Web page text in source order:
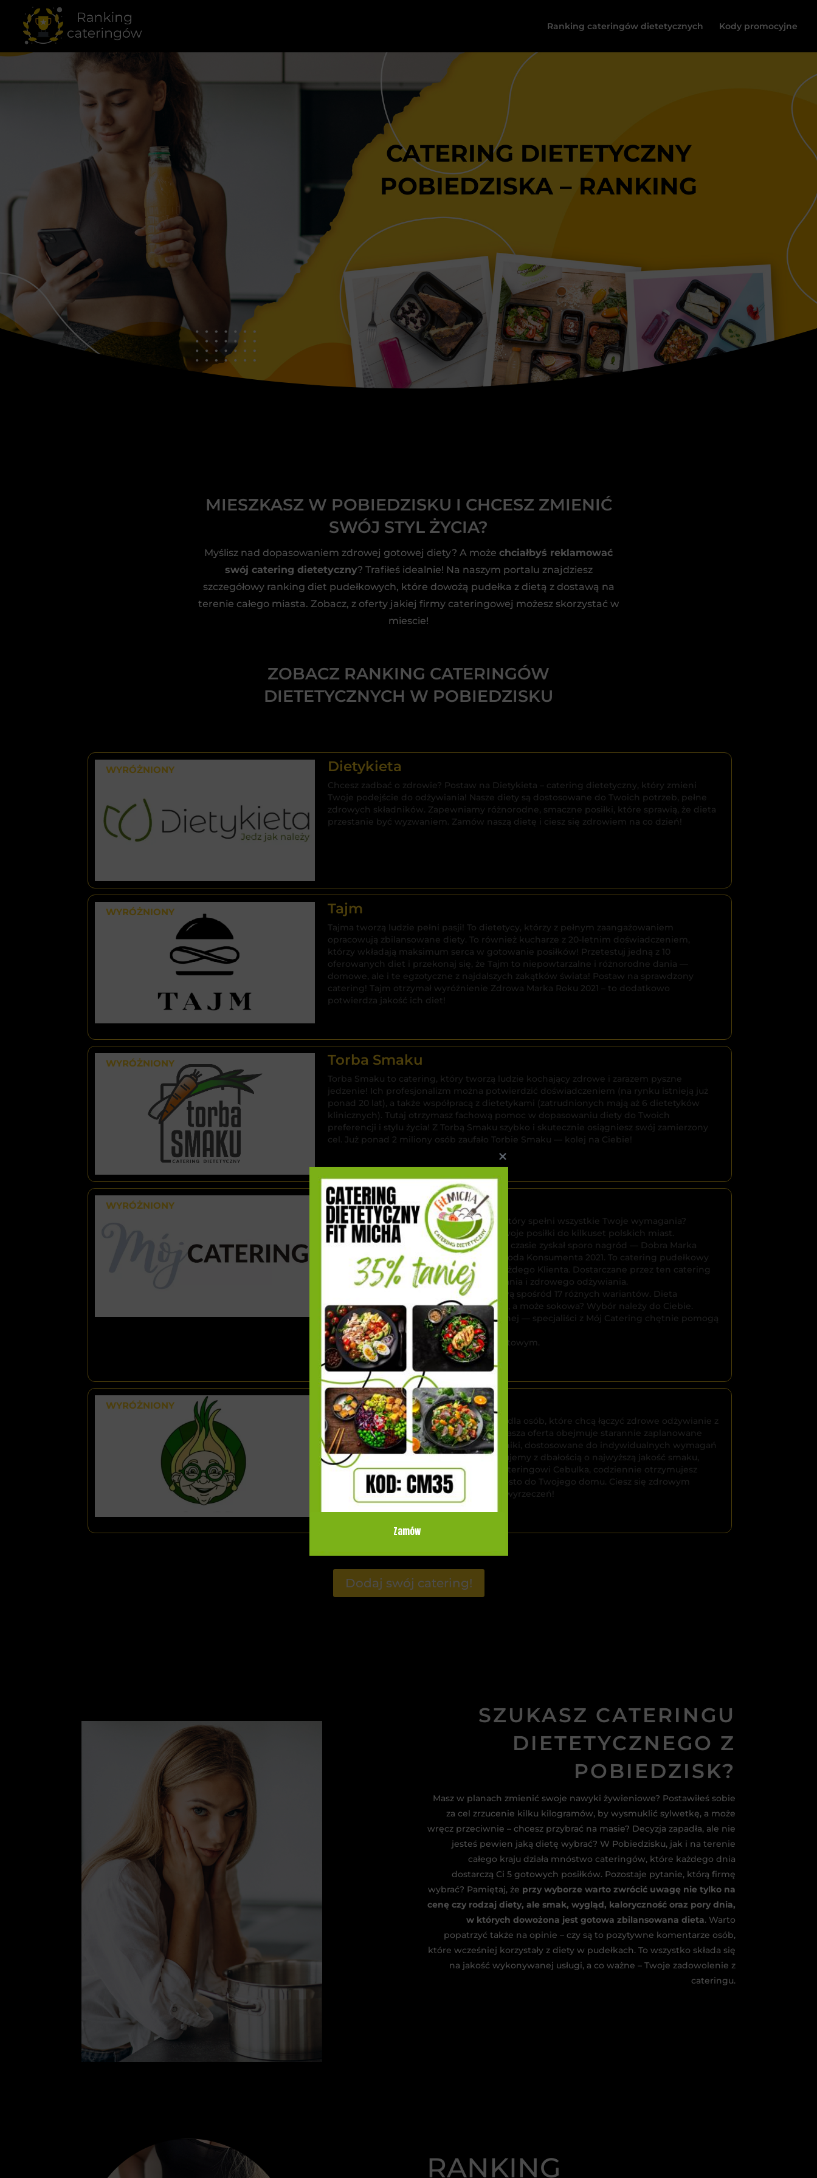
Ranking cateringów dietetycznych Kody promocyjne
CATERING DIETETYCZNY
POBIEDZISKA – RANKING
MIESZKASZ W POBIEDZISKU I CHCESZ ZMIENIĆ
SWÓJ STYL ŻYCIA?
Myślisz nad dopasowaniem zdrowej gotowej diety? A może chciałbyś reklamować
swój catering dietetyczny? Trafiłeś idealnie! Na naszym portalu znajdziesz
szczegółowy ranking diet pudełkowych, które dowożą pudełka z dietą z dostawą na
terenie całego miasta. Zobacz, z oferty jakiej firmy cateringowej możesz skorzystać w
miescie!
ZOBACZ RANKING CATERINGÓW
DIETETYCZNYCH W POBIEDZISKU
WYRÓŻNIONY Dietykieta
Chcesz zadbać o zdrowie? Postaw na Dietykieta – catering dietetyczny, który zmieni
Twoje podejście do odżywiania! Nasze diety są dostosowane do Twoich potrzeb, pełne
zdrowych składników. Zapewniamy różnorodne, smaczne posiłki, które sprawią, że dieta
przestanie być wyzwaniem. Zamów naszą dietę i ciesz się zdrowiem na co dzień!
WYRÓŻNIONY Tajm
Tajma tworzą ludzie pełni pasji! To dietetycy, którzy z pełnym zaangażowaniem
opracowują zbilansowane diety. To również kucharze z 20-letnim doświadczeniem,
którzy wkładają maksimum serca w gotowanie posiłków! Przetestuj jedną z 10
oferowanych diet i przekonaj się, że Tajm to niepowtarzalne i różnorodne dania —
domowe, ale i te egzotyczne z najdalszych zakątków świata! Postaw na sprawdzony
catering! Tajm otrzymał wyróżnienie Zdrowa Marka Roku 2021 – to dodatkowo
potwierdza jakość ich diet!
WYRÓŻNIONY Torba Smaku
Torba Smaku to catering, który tworzą ludzie kochający zdrowe i zarazem pyszne
jedzenie! Ich profesjonalizm można potwierdzić doświadczeniem (na rynku istnieją już
ponad 20 lat), a także współpracą z dietetykami (zatrudnionych mają aż 6 dietetyków
klinicznych). Tutaj otrzymasz fachową pomoc w dopasowaniu diety do Twoich
preferencji i stylu życia! Z Torbą Smaku szybko i skutecznie osiągniesz swój zamierzony
cel. Już ponad 2 miliony osób zaufało Torbie Smaku — kolej na Ciebie!
WYRÓŻNIONY Mój Catering
Nadal szukasz cateringu dietetycznego, który spełni wszystkie Twoje wymagania?
Sprawdź Mój Catering, który dostarcza swoje posiłki do kilkuset polskich miast.
Dlaczego warto? Mój Catering w krótkim czasie zyskał sporo nagród — Dobra Marka
2022, Kobieca Marka Roku 2023 oraz Nagroda Konsumenta 2021. To catering pudełkowy
wysokiej jakości, który dba o potrzeby każdego Klienta. Dostarczane przez ten catering
jedzenie jest tworzone z pasją do gotowania i zdrowego odżywiania.
Przetestuj i Ty — wybierz dietę pudełkową spośród 17 różnych wariantów. Dieta
optymalna, wegetariańska, ketogeniczna, a może sokowa? Wybór należy do Ciebie.
Możesz też skorzystać z porady dietetycznej — specjaliści z Mój Catering chętnie pomogą
w doborze odpowiedniej diety.
Zamów teraz jeszcze taniej z kodem rabatowym.
WYRÓŻNIONY Catering Cebulka
Catering Cebulka to idealne rozwiązanie dla osób, które chcą łączyć zdrowe odżywianie z
wyjątkowymi doznaniami kulinarnymi. Nasza oferta obejmuje starannie zaplanowane
menu, bogate w świeże, naturalne składniki, dostosowane do indywidualnych wymagań
dietetycznych. Każdy posiłek przygotowujemy z dbałością o najwyższą jakość smaku,
estetyki i wartości odżywczych. Dzięki Cateringowi Cebulka, codziennie otrzymujesz
smaczne i zdrowe dania, dostarczane prosto do Twojego domu. Ciesz się zdrowym
stylem życia i odkrywaj nowe smaki bez wyrzeczeń!
Dodaj swój catering!
SZUKASZ CATERINGU
DIETETYCZNEGO Z
POBIEDZISK?
Masz w planach zmienić swoje nawyki żywieniowe? Postawiłeś sobie
za cel zrzucenie kilku kilogramów, by wysmuklić sylwetkę, a może
wręcz przeciwnie – chcesz przybrać na masie? Decyzja zapadła, ale nie
jesteś pewien jaką dietę wybrać? W Pobiedzisku, jak i na terenie
całego kraju działa mnóstwo cateringów, które każdego dnia
dostarczą Ci 5 gotowych posiłków. Pozostaje pytanie, którą firmę
wybrać? Pamiętaj, że przy wyborze warto zwrócić uwagę nie tylko na
cenę czy rodzaj diety, ale smak, wygląd, kaloryczność oraz pory dnia,
w których dowożona jest gotowa zbilansowana dieta. Warto
popatrzyć także na opinie – czy są to pozytywne komentarze osób,
które wcześniej korzystały z diety w pudełkach. To wszystko składa się
na jakość wykonywanej usługi, a co ważne – Twoje zadowolenie z
cateringu.
RANKING
Zjedz smacznie
i tanio!
Zamów